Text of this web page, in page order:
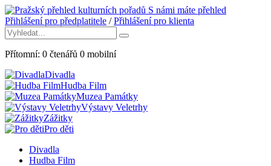
S námi máte přehled
Přihlášení pro předplatitele /Přihlášení pro klienta
Přítomní: 0 čtenářů 0 mobilní
Divadla
Hudba Film
Muzea Památky
Výstavy Veletrhy
Zážitky
Pro děti
Divadla
Hudba Film